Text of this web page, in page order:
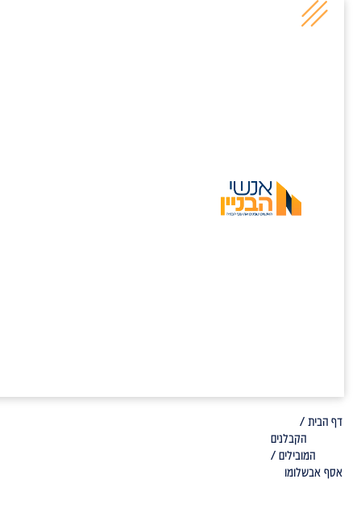
דף הבית /
הקבלנים
המובילים /
אסף אבשלומו